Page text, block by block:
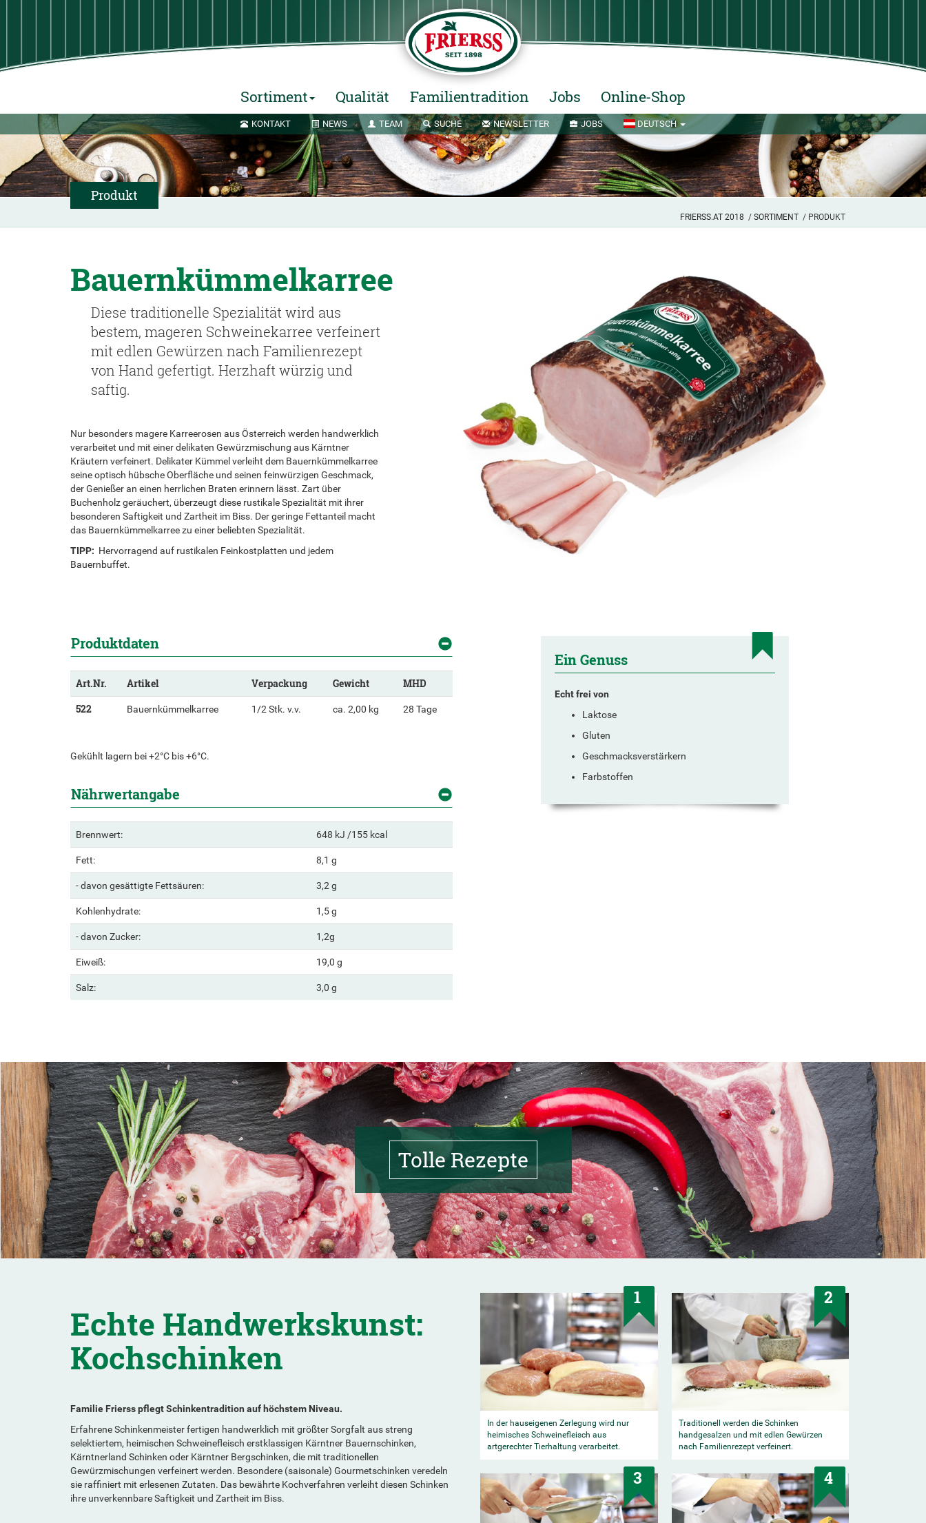
Sortiment Qualität Familientradition Jobs Online-Shop
KONTAKT NEWS TEAM SUCHE NEWSLETTER JOBS DEUTSCH
Produkt
FRIERSS.AT 2018 / SORTIMENT / PRODUKT
Bauernkümmelkarree
Diese traditionelle Spezialität wird aus
bestem, mageren Schweinekarree verfeinert
mit edlen Gewürzen nach Familienrezept
von Hand gefertigt. Herzhaft würzig und
saftig.
Nur besonders magere Karreerosen aus Österreich werden handwerklich
verarbeitet und mit einer delikaten Gewürzmischung aus Kärntner
Kräutern verfeinert. Delikater Kümmel verleiht dem Bauernkümmelkarree
seine optisch hübsche Oberfläche und seinen feinwürzigen Geschmack,
der Genießer an einen herrlichen Braten erinnern lässt. Zart über
Buchenholz geräuchert, überzeugt diese rustikale Spezialität mit ihrer
besonderen Saftigkeit und Zartheit im Biss. Der geringe Fettanteil macht
das Bauernkümmelkarree zu einer beliebten Spezialität.
TIPP: Hervorragend auf rustikalen Feinkostplatten und jedem
Bauernbuffet.
Produktdaten
Art.Nr. Artikel Verpackung Gewicht
MHD
522
Bauernkümmelkarree 1/2 Stk. v.v. ca. 2,00 kg 28 Tage
Gekühlt lagern bei +2°C bis +6°C.
Nährwertangabe
Brennwert: 648 kJ /155 kcal
Fett: 8,1 g
- davon gesättigte Fettsäuren: 3,2 g
Kohlenhydrate: 1,5 g
- davon Zucker: 1,2g
Eiweiß: 19,0 g
Salz: 3,0 g
Ein Genuss
Echt frei von
Laktose
Gluten
Geschmacksverstärkern
Farbstoffen
Tolle Rezepte
Echte Handwerkskunst:
Kochschinken
Familie Frierss pflegt Schinkentradition auf höchstem Niveau.
Erfahrene Schinkenmeister fertigen handwerklich mit größter Sorgfalt aus streng
selektiertem, heimischen Schweinefleisch erstklassigen Kärntner Bauernschinken,
Kärntnerland Schinken oder Kärntner Bergschinken, die mit traditionellen
Gewürzmischungen verfeinert werden. Besondere (saisonale) Gourmetschinken veredeln
sie raffiniert mit erlesenen Zutaten. Das bewährte Kochverfahren verleiht diesen Schinken
ihre unverkennbare Saftigkeit und Zartheit im Biss.
1
In der hauseigenen Zerlegung wird nur
heimisches Schweinefleisch aus
artgerechter Tierhaltung verarbeitet.
2
Traditionell werden die Schinken
handgesalzen und mit edlen Gewürzen
nach Familienrezept verfeinert.
3 4